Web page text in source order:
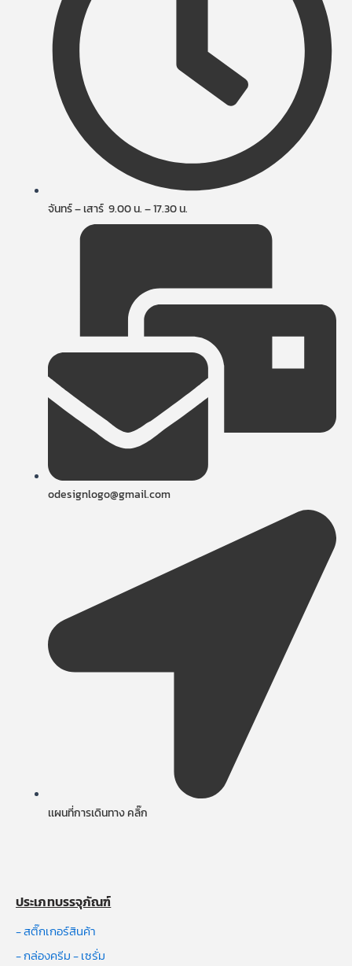
จันทร์ – เสาร์ 9.00 น. – 17.30 น.
odesignlogo@gmail.com
เเผนที่การเดินทาง คลิ๊ก
ประเภทบรรจุภัณฑ์
- สติ๊กเกอร์สินค้า
- กล่องครีม - เซรั่ม